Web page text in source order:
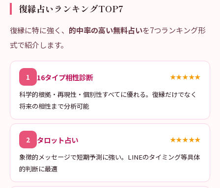
復縁占いランキングTOP7
復縁に特に強く、 的中率の高い無料占いを7つランキング形
式で紹介します。
1 16タイプ相性診断 ★★★★★
科学的根拠・再現性・個別性すべてに優れる。復縁だけでなく
将来の相性まで分析可能
2 タロット占い ★★★★★
象徴的メッセージで短期予測に強い。LINEのタイミング等具体
的判断に最適